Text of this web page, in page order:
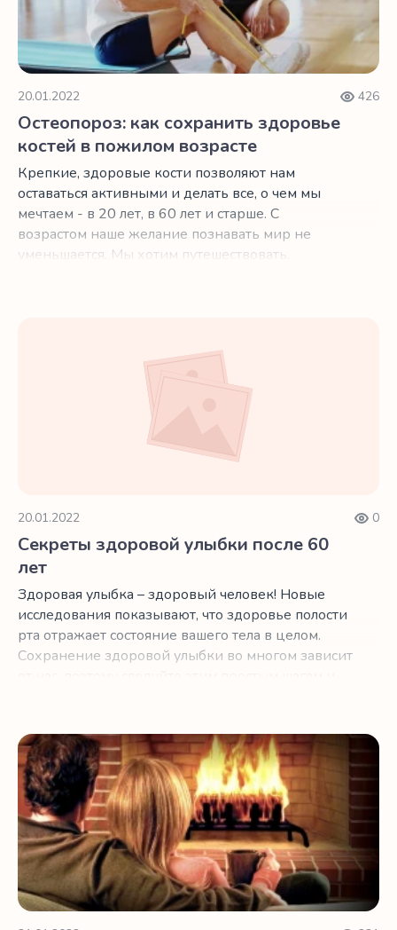
20.01.2022 426
Остеопороз: как сохранить здоровье
костей в пожилом возрасте
Крепкие, здоровые кости позволяют нам
оставаться активными и делать все, о чем мы
мечтаем - в 20 лет, в 60 лет и старше. С
возрастом наше желание познавать мир не
уменьшается. Мы хотим путешествовать,
работают против нас. Особенно это касается
пожилых людей, которые борются с
20.01.2022 0
Секреты здоровой улыбки после 60
лет
Здоровая улыбка – здоровый человек! Новые
исследования показывают, что здоровье полости
рта отражает состояние вашего тела в целом.
Сохранение здоровой улыбки во многом зависит
Как сделать ваш дом безопасным и уютным